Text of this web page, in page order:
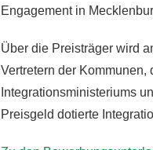
Engagement in
Über die Preisträger wird
Vertretern der Kommunen,
Integrationsministeriums
Preisgeld dotierte